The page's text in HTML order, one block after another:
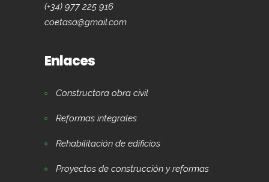
(+34) 977 225 916
coetasa@gmail.com
Enlaces
Constructora obra civil
Reformas integrales
Rehabilitación de edificios
Proyectos de construcción y reformas